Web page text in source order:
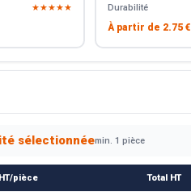
★★★★★
Durabilité
À partir de 2.75 €
sélectionnéemin. 1 pièce
pièce Total HT